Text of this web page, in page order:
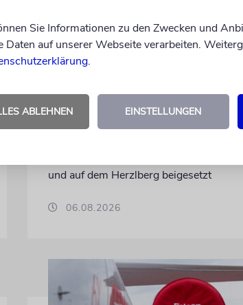
Großeltern umgebettet:
Theodor Herzls letzter
Wille ist erfüllt
Die Überreste von Schimon und Rikva
Herzl, Vorfahren väterlicherseits des
Zionismus-Begründers und prägende
und auf dem Herzlberg beigesetzt
06.08.2026
Sie Informationen zu den Zwecken und
Daten auf unserer Webseite verarbeiten.
.
ABLEHNEN EINSTELLUNGEN